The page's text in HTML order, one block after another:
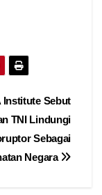
Institute Sebut
TNI Lindungi
Sebagai
Negara